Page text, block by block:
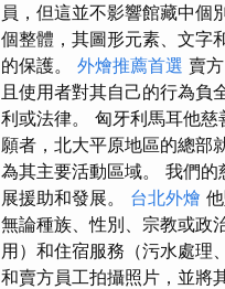
員，但這並不影響館藏中個
個整體，其圖形元素、文字
的保護。 外燴推薦首選 賣
且使用者對其自己的行為負
利或法律。 匈牙利馬耳他
願者，北大平原地區的總部
為其主要活動區域。 我們
展援助和發展。 台北外燴
無論種族、性別、宗教或政
用）和住宿服務（污水處理
和賣方員工拍攝照片，並將